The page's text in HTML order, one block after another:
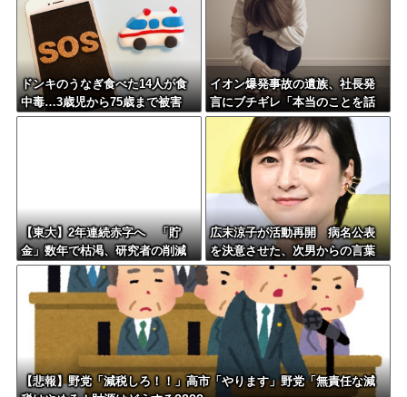
インドネシア「700km延伸計
画！（実質中止」→
ドンキのうなぎ食べた14人が食
中毒…3歳児から75歳まで被害
イオン爆発事故の遺族、社長発
言にブチギレ「本当のことを話
して」
【東大】2年連続赤字へ 「貯
金」数年で枯渇、研究者の削減
不可避
広末涼子が活動再開 病名公表
を決意させた、次男からの言葉
明かす
【悲報】野党「減税しろ！！」高市「やります」野党「無責任な減